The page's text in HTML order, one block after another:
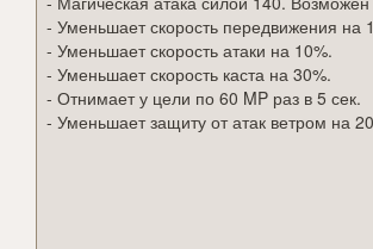
- Уменьшает скорость передвижения на
- Уменьшает скорость атаки на 10%.
- Уменьшает скорость каста на 30%.
- Отнимает у цели по 60 MP раз в 5 сек.
- Уменьшает защиту от атак ветром на